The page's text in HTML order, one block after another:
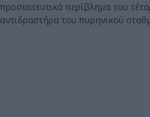
προστατευτικό περίβλημα του
αντιδραστήρα του πυρηνικού